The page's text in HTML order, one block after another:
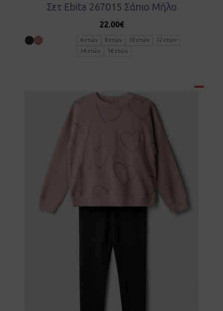
Σετ Ebita 267015 Σάπιο Μήλο
22.00€
6 ετών 8 ετών 10 ετών
12 ετών
14 ετών
16 ετών